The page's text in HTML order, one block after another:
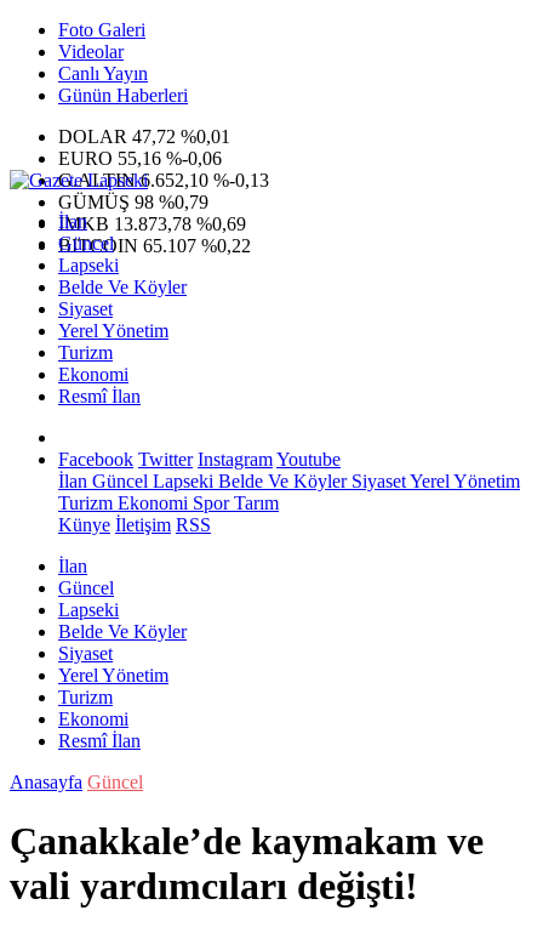
Foto Galeri
Videolar
Canlı Yayın
Günün Haberleri
DOLAR 47,72 %0,01
EURO 55,16 %-0,06
G.ALTIN6.652,10 %-0,13
GÜMÜŞ 98 %0,79
IMKB 13.873,78 %0,69
BITCOIN 65.107 %0,22
İlan
Güncel
Lapseki
Belde Ve Köyler
Siyaset
Yerel Yönetim
Turizm
Ekonomi
Resmî İlan
Facebook Twitter InstagramYoutube
İlan Güncel Lapseki Belde Ve KöylerSiyasetYerel Yönetim
Turizm Ekonomi SporTarım
Künye İletişim RSS
İlan
Güncel
Lapseki
Belde Ve Köyler
Siyaset
Yerel Yönetim
Turizm
Ekonomi
Resmî İlan
Anasayfa Güncel
Çanakkale’de kaymakam ve
vali yardımcıları değişti!